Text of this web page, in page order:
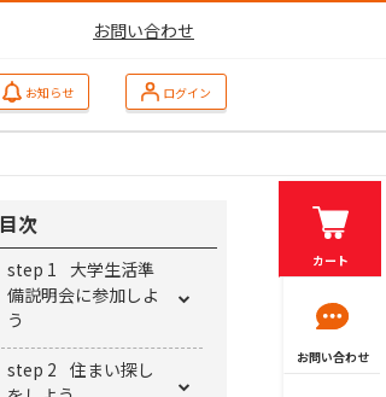
お問い合わせ
お知らせ ログイン
目次
step 1 大学生活準
備説明会に参加しよ
う
step 2 住まい探し
カート
お問い合わせ